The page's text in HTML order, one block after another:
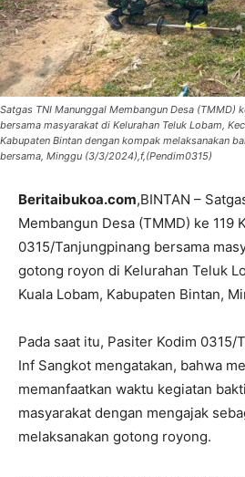
Satgas TNI Manunggal Membangun Desa (TMMD)
bersama masyarakat di Kelurahan Teluk Lobam,
Kabupaten Bintan dengan kompak melaksanakan
bersama, Minggu (3/3/2024),f,(Pendim0315)
Beritaibukoa.com,BINTAN –
Membangun Desa (TMMD) ke 119
0315/Tanjungpinang bersama
gotong royon di Kelurahan Teluk
Kuala Lobam, Kabupaten Bintan,
Pada saat itu, Pasiter Kodim 0315/
Inf Sangkot mengatakan, bahwa
memanfaatkan waktu kegiatan
masyarakat dengan mengajak
melaksanakan gotong royong.